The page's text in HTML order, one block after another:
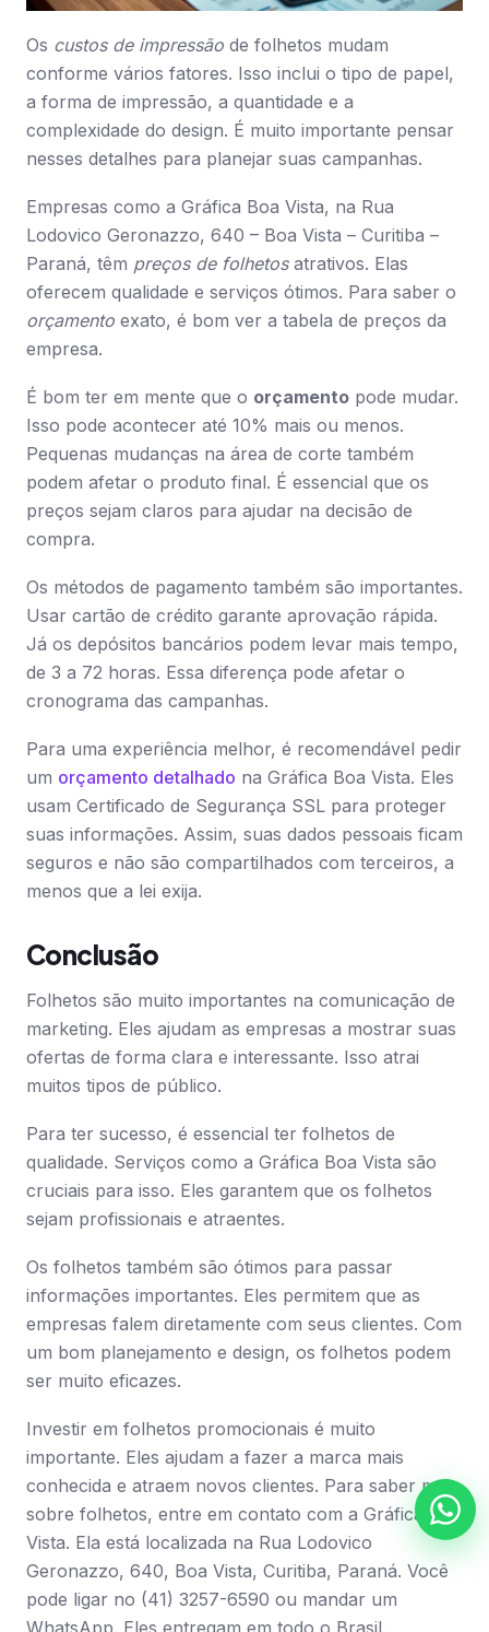
Os custos de impressão de folhetos mudam
conforme vários fatores. Isso inclui o tipo de papel,
a forma de impressão, a quantidade e a
complexidade do design. É muito importante pensar
nesses detalhes para planejar suas campanhas.
Empresas como a Gráfica Boa Vista, na Rua
Lodovico Geronazzo, 640 – Boa Vista – Curitiba –
Paraná, têm preços de folhetosatrativos. Elas
oferecem qualidade e serviços ótimos. Para saber o
orçamento exato, é bom ver a tabela de preços da
empresa.
É bom ter em mente que o orçamento pode mudar.
Isso pode acontecer até 10% mais ou menos.
Pequenas mudanças na área de corte também
podem afetar o produto final. É essencial que os
preços sejam claros para ajudar na decisão de
compra.
Os métodos de pagamento também são importantes.
Usar cartão de crédito garante aprovação rápida.
Já os depósitos bancários podem levar mais tempo,
de 3 a 72 horas. Essa diferença pode afetar o
cronograma das campanhas.
Para uma experiência melhor, é recomendável pedir
um orçamento detalhado na Gráfica Boa Vista. Eles
usam Certificado de Segurança SSL para proteger
suas informações. Assim, suas dados pessoais ficam
seguros e não são compartilhados com terceiros, a
menos que a lei exija.
Conclusão
Folhetos são muito importantes na comunicação de
marketing. Eles ajudam as empresas a mostrar suas
ofertas de forma clara e interessante. Isso atrai
muitos tipos de público.
Para ter sucesso, é essencial ter folhetos de
qualidade. Serviços como a Gráfica Boa Vista são
cruciais para isso. Eles garantem que os folhetos
sejam profissionais e atraentes.
Os folhetos também são ótimos para passar
informações importantes. Eles permitem que as
empresas falem diretamente com seus clientes. Com
um bom planejamento e design, os folhetos podem
ser muito eficazes.
Investir em folhetos promocionais é muito
importante. Eles ajudam a fazer a marca mais
conhecida e atraem novos clientes. Para saber mais
sobre folhetos, entre em contato com a Gráfica Boa
Vista. Ela está localizada na Rua Lodovico
Geronazzo, 640, Boa Vista, Curitiba, Paraná. Você
pode ligar no (41) 3257-6590 ou mandar um
WhatsApp. Eles entregam em todo o Brasil.